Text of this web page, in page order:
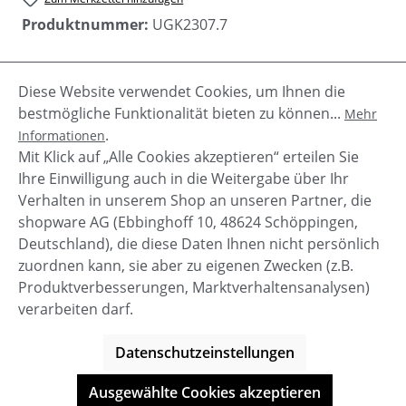
Produktnummer: UGK2307.7
Beschreibung
Zuckersüß sind diese Ugg Mädchen Stiefel mit einer
Schleife an der Rückseite.Der Mini Bailey Bow II ist
ein absolut beliebte…Mehr
Service-Hotline
Informationen
Diese Website verwendet Cookies, um Ihnen die
bestmögliche Funktionalität bieten zu können... Mehr
Informationen.
Mit Klick auf „Alle Cookies akzeptieren“ erteilen Sie
Ihre Einwilligung auch in die Weitergabe über Ihr
Verhalten in unserem Shop an unseren Partner, die
shopware AG (Ebbinghoff 10, 48624 Schöppingen,
Deutschland), die diese Daten Ihnen nicht persönlich
zuordnen kann, sie aber zu eigenen Zwecken (z.B.
Produktverbesserungen, Marktverhaltensanalysen)
verarbeiten darf.
Datenschutzeinstellungen
Ausgewählte Cookies akzeptieren